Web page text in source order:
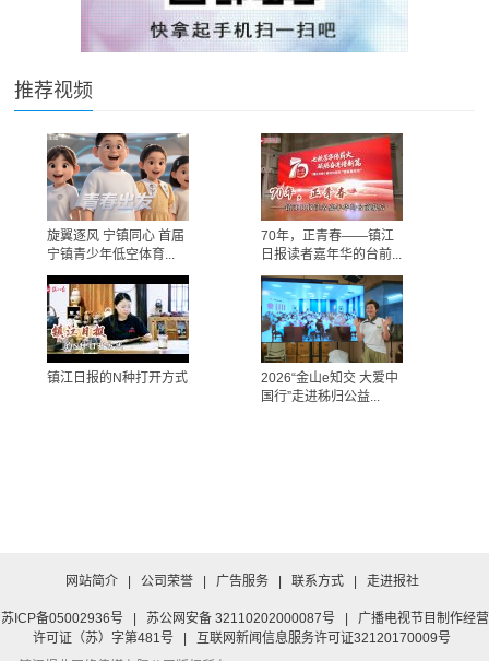
推荐视频
旋翼逐风 宁镇同心 首届
宁镇青少年低空体育...
70年，正青春——镇江
日报读者嘉年华的台前...
镇江日报的N种打开方式
2026“金山e知交 大爱中
国行”走进秭归公益...
网站简介 | 公司荣誉 | 广告服务 | 联系方式 | 走进报社
苏ICP备05002936号 | 苏公网安备 32110202000087号 |
广播电视节目制作经营
许可证（苏）字第481号
|
互联网新闻信息服务许可证32120170009号